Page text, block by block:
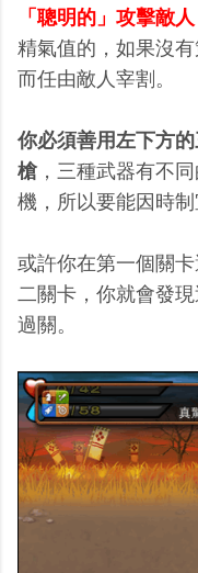
「聰明的」攻擊敵人
精氣值的，如果沒
而任由敵人宰割。
你必須善用左下方
槍，三種武器有不
機，所以要能因時制
或許你在第一個關
二關卡，你就會發
過關。